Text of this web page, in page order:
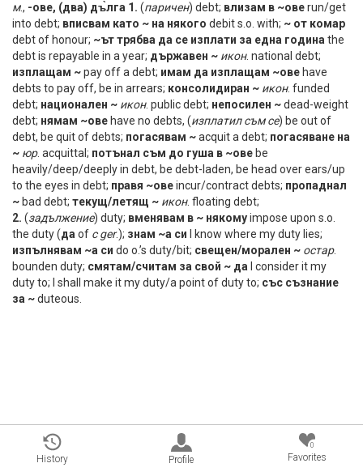
м., -ове, (два) дъ̀лга 1. (паричен) debt; влизам в ~овеrun/get
into debt; вписвам като ~ на някого debit s.o. with; ~ от комар
debt of honour; ~ът трябва да се изплати за една година the
debt is repayable in a year; държавен ~ икон. national debt;
изплащам ~pay off a debt; имам да изплащам ~ове have
debts to pay off, be in arrears; консолидиран ~ икон. funded
debt; национален ~ икон. public debt; непосилен ~dead-weight
debt; нямам ~ове have no debts, (изплатил съм се) be out of
debt, be quit of debts; погасявам ~acquit a debt; погасяване на
~ юр. acquittal; потънал съм до гуша в ~ове be
heavily/deep/deeply in debt, be debt-laden, be head over ears/up
to the eyes in debt; правя ~овеincur/contract debts; пропаднал
~ bad debt; текущ/летящ ~ икон. floating debt;
2. (задължение) duty; вменявам в ~ някомуimpose upon s.o.
the duty (да of с ger.); знам ~а си I know where my duty lies;
изпълнявам ~а си do o.’s duty/bit; свещен/морален ~ остар.
bounden duty; смятам/считам за свой ~ да I consider it my
duty to; I shall make it my duty/a point of duty to; със съзнание
за ~duteous.
History Profile
0
Favorites